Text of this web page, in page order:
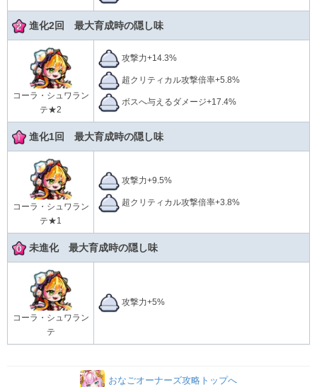
進化2回 最大育成時の隠し味
コーラ・シュワラン
テ★2
攻撃力+14.3%
超クリティカル攻撃倍率+5.8%
ボスへ与えるダメージ+17.4%
進化1回 最大育成時の隠し味
コーラ・シュワラン
テ★1
攻撃力+9.5%
超クリティカル攻撃倍率+3.8%
未進化 最大育成時の隠し味
コーラ・シュワラン
テ
攻撃力+5%
おなごオーナーズ攻略トップへ